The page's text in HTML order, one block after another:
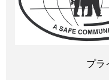
プラ